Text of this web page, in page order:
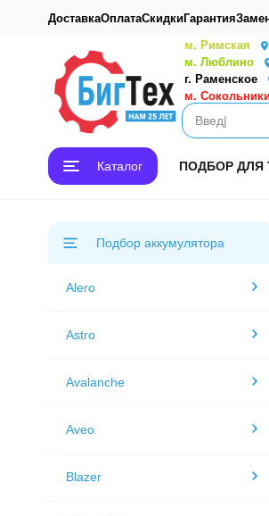
ДоставкаОплатаСкидкиГарантия
м. Римская
м. Люблино
г. Раменское
м. Сокольники
Каталог ПОДБОР ДЛЯ
Подбор аккумулятора
Alero
Astro
Avalanche
Aveo
Blazer